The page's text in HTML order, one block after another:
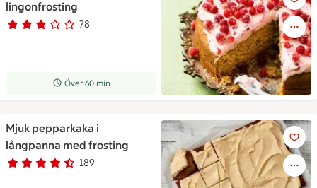
lingonfrosting
Betyg 2.9 av 5. 78
78 personer har röstat
Receptet tar Över 60 min att tillaga
Över 60 min
Mjuk pepparkaka i
långpanna med frosting
Betyg 4.5 av 5. 189
189 personer har röstat
Mjuk pepparkaka i